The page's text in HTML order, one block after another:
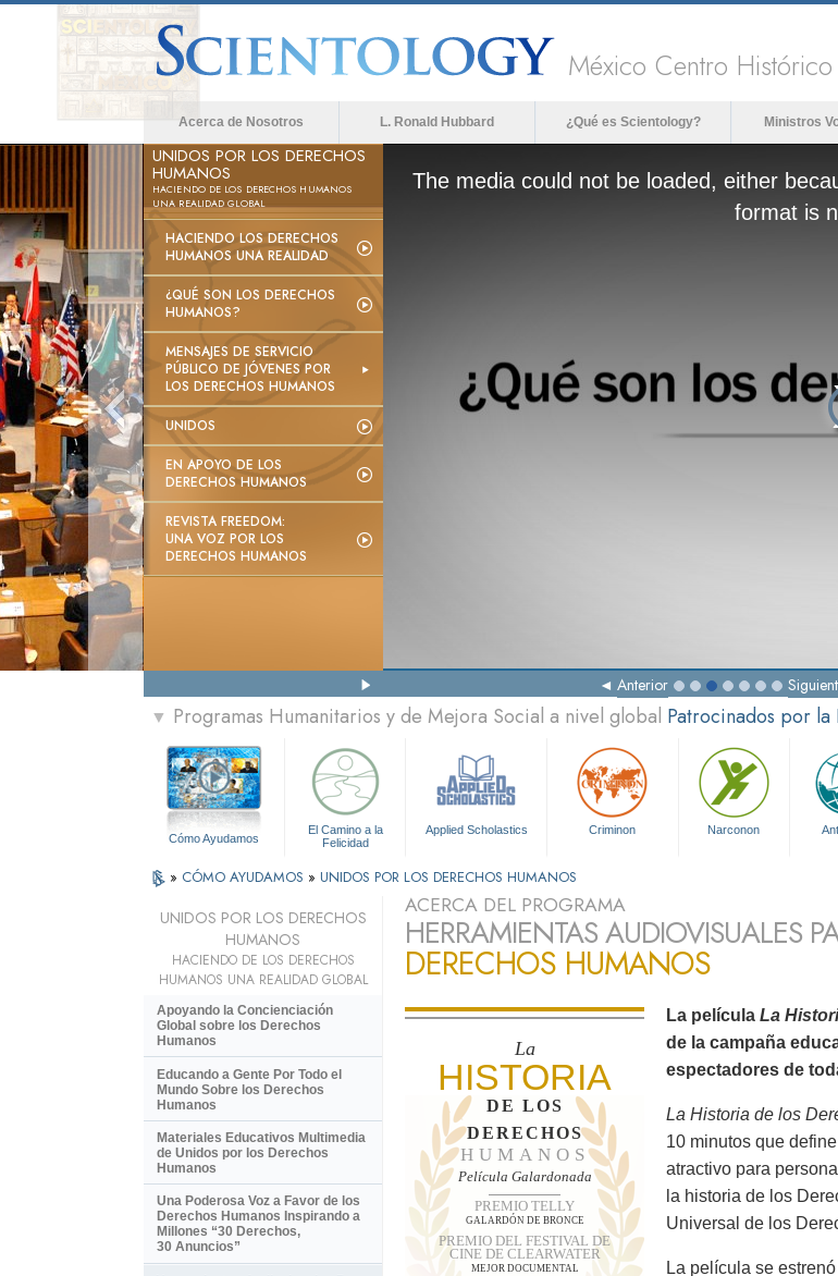
México Centro Histórico
Acerca de Nosotros L. Ronald Hubbard ¿Qué es Scientology? Ministros
UNIDOS POR LOS DERECHOS
HUMANOS
HACIENDO DE LOS DERECHOS HUMANOS
UNA REALIDAD GLOBAL
HACIENDO LOS DERECHOS
HUMANOS UNA REALIDAD
¿QUÉ SON LOS DERECHOS
HUMANOS?
MENSAJES DE SERVICIO
PÚBLICO DE JÓVENES POR
LOS DERECHOS HUMANOS
UNIDOS
EN APOYO DE LOS
DERECHOS HUMANOS
REVISTA FREEDOM:
UNA VOZ POR LOS
DERECHOS HUMANOS
The media could not be loaded, either
format is
Anterior
▼ Programas Humanitarios y de Mejora Social a nivel global Patrocinados por
Cómo Ayudamos
El Camino a la
Felicidad
Applied Scholastics Criminon Narconon
» CÓMO AYUDAMOS » UNIDOS POR LOS DERECHOS HUMANOS
ACERCA DEL PROGRAMA
HERRAMIENTAS AUDIOVISUALES
DERECHOS HUMANOS
La
HISTORIA
DE LOS
DERECHOS
HUMANOS
Película Galardonada
PREMIO TELLY
GALARDÓN DE BRONCE
PREMIO DEL FESTIVAL DE
CINE DE CLEARWATER
MEJOR DOCUMENTAL
La película La
de la campaña
espectadores de
La Historia de los
10 minutos que
atractivo para
la historia de los
Universal de los
La película se
UNIDOS POR LOS DERECHOS
HUMANOS
HACIENDO DE LOS DERECHOS
HUMANOS UNA REALIDAD GLOBAL
Apoyando la Concienciación
Global sobre los Derechos
Humanos
Educando a Gente Por Todo el
Mundo Sobre los Derechos
Humanos
Materiales Educativos Multimedia
de Unidos por los Derechos
Humanos
Una Poderosa Voz a Favor de los
Derechos Humanos Inspirando a
Millones “30 Derechos,
30 Anuncios”